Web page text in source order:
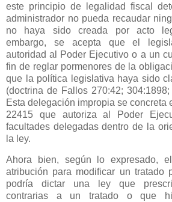
este principio de legalidad fiscal
administrador no pueda recaudar
no haya sido creada por acto
embargo, se acepta que el
autoridad al Poder Ejecutivo o a un
fin de reglar pormenores de la
que la política legislativa haya sido
(doctrina de Fallos 270:42;
Esta delegación impropia se concreta
22415 que autoriza al Poder
facultades delegadas dentro de la
la ley.
Ahora bien, según lo expresado,
atribución para modificar un
podría dictar una ley que
contrarias a un tratado o que